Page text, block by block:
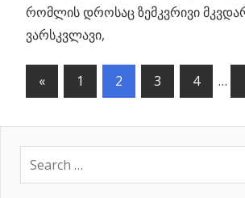
რომლის დროსაც ზემკვრივი
ვარსკვლავი,
პოსტების
ნავიგაცია
« Previous
Posts
1 2 3 4 …